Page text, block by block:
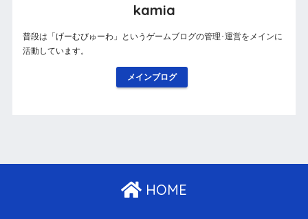
kamia
普段は「げーむびゅーわ」というゲームブログの管理･運営をメインに
活動しています。
メインブログ
HOME